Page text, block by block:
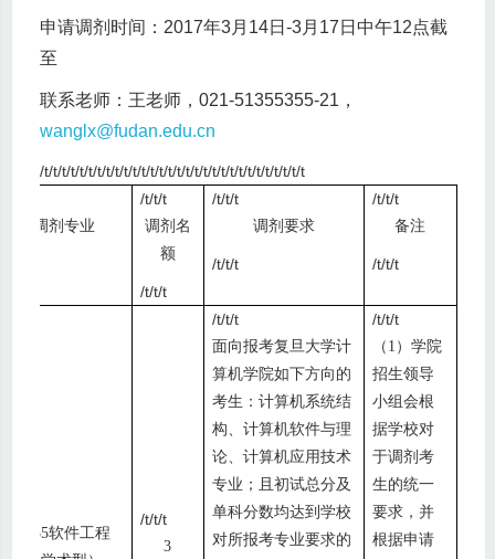
申请调剂时间： 2017年3月 14日 -3月 17 日中午12点截
至
联系老师：王老师， 021-51355355-21 ，
wanglx@fudan.edu.cn
/t/t/t/t/t/t/t/t/t/t/t/t/t/t/t/t/t/t/t/t/t/t/t/t/t/t/t/t/t/t
调剂专业
/t/t/t
调剂名
额
/t/t/t
/t/t/t
调剂要求
/t/t/t
/t/t/t
备注
/t/t/t
0835软件工程
/t/t/t
3
/t/t/t
面向报考复旦大学计
算机学院如下方向的
考生：计算机系统结
构、计算机软件与理
论、计算机应用技术
专业；且初试总分及
单科分数均达到学校
对所报考专业要求的
/t/t/t
（ 1 ）学院
招生领导
小组会根
据学校对
于调剂考
生的统一
要求，并
根据申请